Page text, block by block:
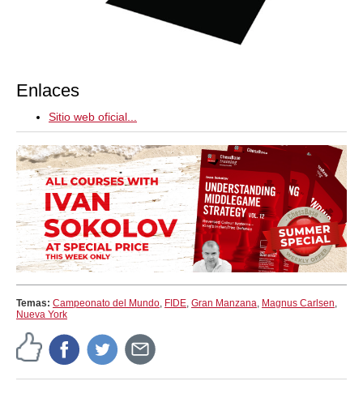
Enlaces
Sitio web oficial...
Temas: Campeonato del Mundo, FIDE, Gran Manzana, Magnus Carlsen,
Nueva York